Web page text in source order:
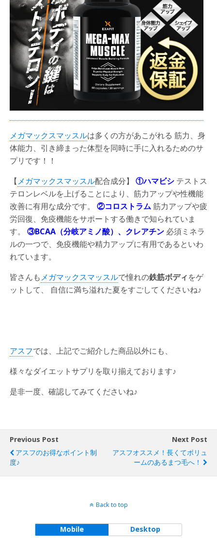
メガマックスマッスルは多くの方があこがれる 筋力、身
体能力、引き締まった体型を同時に手に入れるためのサ
プリです！！
【メガマックスマッスル配合成分】 ①ハマビシ テストス
テロンレベルを上げることにより、筋力アップや性機能
改善に有用な成分です。 ②コロストラム筋力アップや疲
労回復、免疫機能をサポートする働きで知られていま
す。 ③BCAA（分岐アミノ酸）、クレアチン 必須ミネラ
ルの一つで、免疫機能や精力アップに有用であるといわ
れています。
皆さんもメガマックスマッスルで憧れの鉄筋ボディをゲ
ットして、 自信に満ち溢れた夏をすごしてくださいね♪
アスフでは、上記でご紹介した商品以外にも、
様々なダイエットサプリを取り揃えております♪
是非一度、確認してみてくださいね♪
Previous Post
アスフのお得なポイント制
度♪
Next Post
アスフオススメ！長くてボリュ
ームのあるまつ毛へ！
Back to top
Mobile Desktop